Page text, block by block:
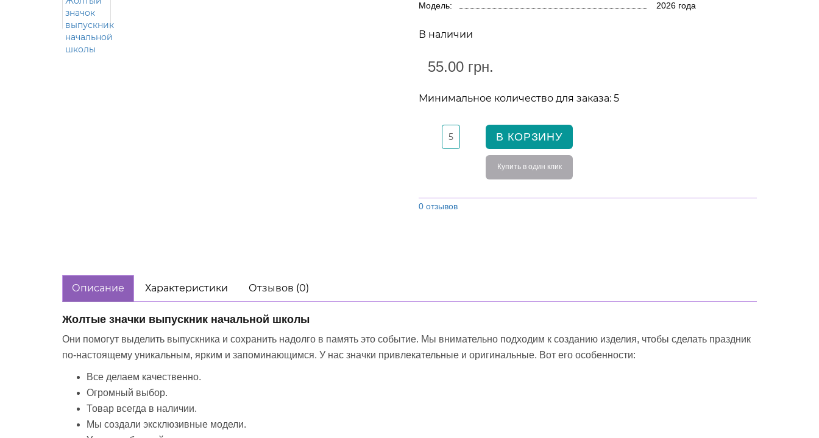
Модель: 2026 года
В наличии
55.00 грн.
Минимальное количество для заказа: 5
В КОРЗИНУ
Купить в один клик
0 отзывов
Описание Характеристики Отзывов (0)
Жолтые значки выпускник начальной школы
Они помогут выделить выпускника и сохранить надолго в память это событие. Мы внимательно подходим к созданию изделия, чтобы сделать праздник
по-настоящему уникальным, ярким и запоминающимся. У нас значки привлекательные и оригинальные. Вот его особенности:
Все делаем качественно.
Огромный выбор.
Товар всегда в наличии.
Мы создали эксклюзивные модели.